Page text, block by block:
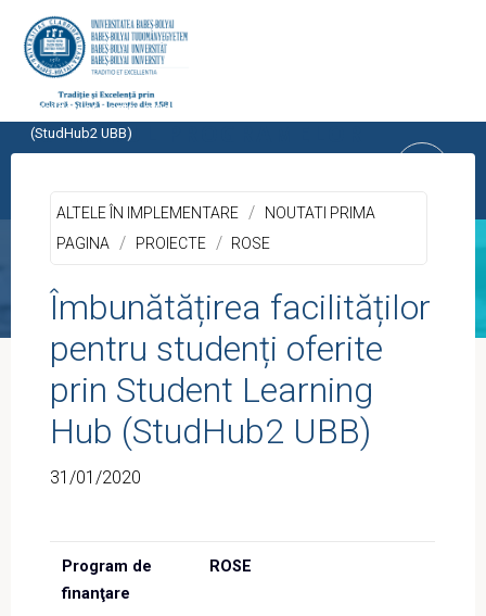
content
CENTRUL PROGRAMELOR
UNIVERSITATEA BABEŞ-BOLYAI, CLUJ-
NAPOCA
Home
facilităților pentru studenți oferite prin Student Learning Hub
(StudHub2 UBB)
ALTELE ÎN IMPLEMENTARE /
NOUTATI PRIMA
PAGINA / PROIECTE / ROSE
Îmbunătățirea facilităților
pentru studenți oferite
prin Student Learning
Hub (StudHub2 UBB)
31/01/2020
Program de
finanţare
ROSE